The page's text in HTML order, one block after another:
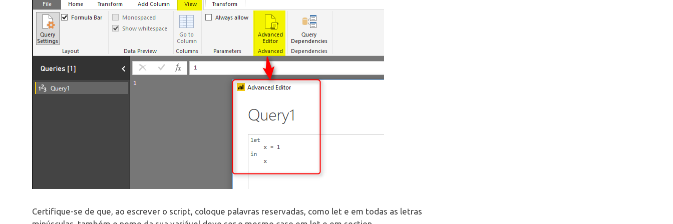
Certifique-se de que, ao escrever o script, coloque palavras reservadas, como let e em todas as letras